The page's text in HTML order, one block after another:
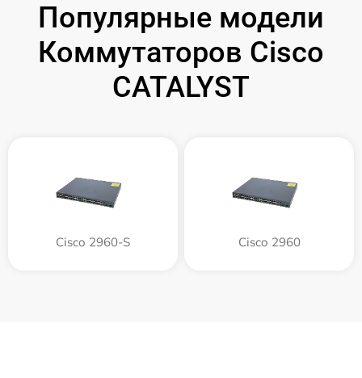
Популярные модели
Коммутаторов Cisco
CATALYST
Cisco 2960-S Cisco 2960